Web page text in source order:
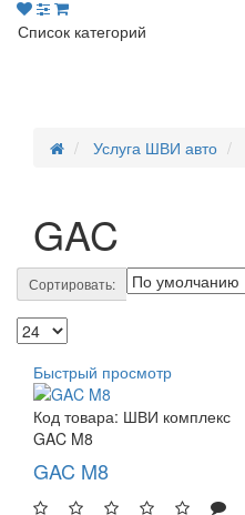
Список категорий
Услуга ШВИ авто
GAC
Сортировать:
Быстрый просмотр
Код товара: ШВИ комплекс
GAC M8
GAC M8